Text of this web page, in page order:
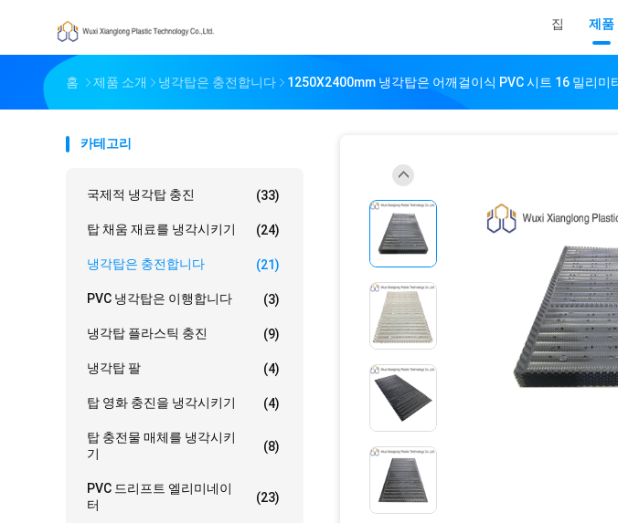
집 제품
홈 제품 소개 냉각탑은 충전합니다 1250X2400mm 냉각탑은 어깨걸이식 PVC 시트 16 밀리미
카테고리
국제적 냉각탑 충진 (33)
탑 채움 재료를 냉각시키기 (24)
냉각탑은 충전합니다 (21)
PVC 냉각탑은 이행합니다 (3)
냉각탑 플라스틱 충진 (9)
냉각탑 팔 (4)
탑 영화 충진을 냉각시키기 (4)
탑 충전물 매체를 냉각시키
기
(8)
PVC 드리프트 엘리미네이
터
(23)